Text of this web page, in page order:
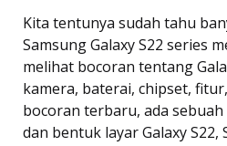
Kita tentunya sudah tahu
Samsung Galaxy S22 series
melihat bocoran tentang
kamera, baterai, chipset,
bocoran terbaru, ada
dan bentuk layar Galaxy S22,